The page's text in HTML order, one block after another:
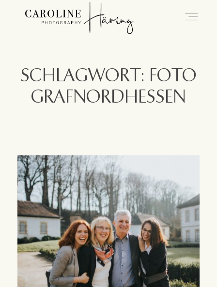
SCHLAGWORT: FOTO
GRAFNORDHESSEN
Caro
Blog
Kontakt